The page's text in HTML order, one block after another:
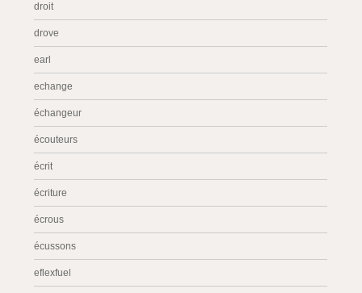
droit
drove
earl
echange
échangeur
écouteurs
écrit
écriture
écrous
écussons
eflexfuel